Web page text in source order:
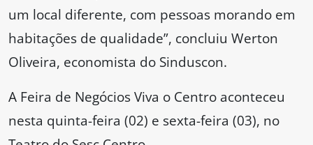
um local diferente, com pessoas morando em
habitações de qualidade”, concluiu Werton
Oliveira, economista do Sinduscon.
A Feira de Negócios Viva o Centro aconteceu
nesta quinta-feira (02) e sexta-feira (03), no